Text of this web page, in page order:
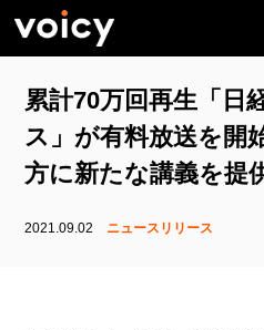
累計70万回再生「日
ス」が有料放送を
方に新たな講義を提
2021.09.02 ニュースリリース